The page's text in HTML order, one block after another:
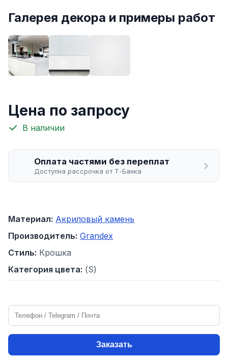
Галерея декора и примеры работ
Цена по запросу
В наличии
Оплата частями без переплат
Доступна рассрочка от Т-Банка
Материал: Акриловый камень
Производитель: Grandex
Стиль: Крошка
Категория цвета: (S)
Заказать